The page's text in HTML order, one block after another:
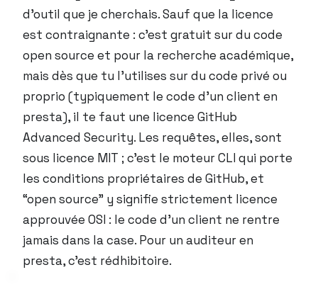
d’outil que je cherchais. Sauf que la licence
est contraignante : c’est gratuit sur du code
open source et pour la recherche académique,
mais dès que tu l’utilises sur du code privé ou
proprio (typiquement le code d’un client en
presta), il te faut une licence GitHub
Advanced Security. Les requêtes, elles, sont
sous licence MIT ; c’est le moteur CLI qui porte
les conditions propriétaires de GitHub, et
“open source” y signifie strictement licence
approuvée OSI : le code d’un client ne rentre
jamais dans la case. Pour un auditeur en
presta, c’est rédhibitoire.